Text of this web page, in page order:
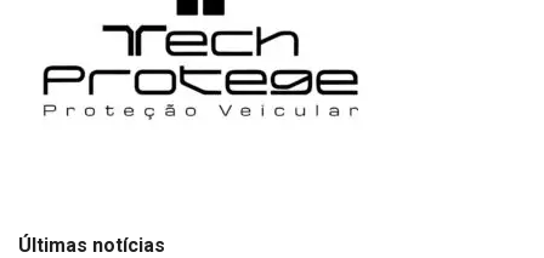
Últimas notícias